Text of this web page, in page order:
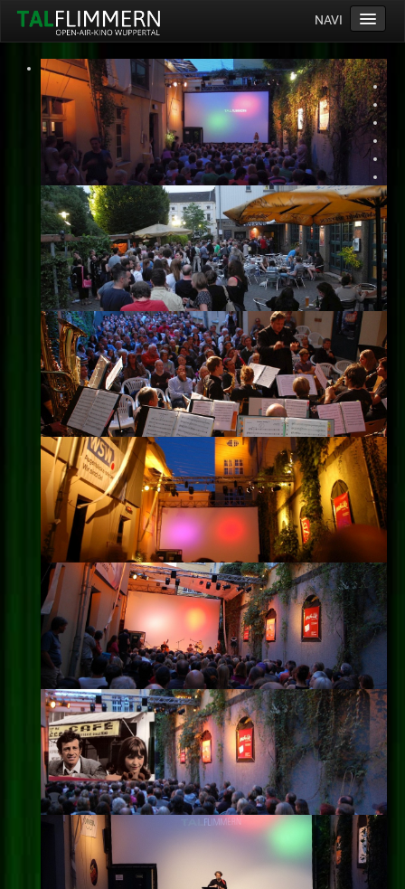
NAVI
Home
Programm
Service
Ticketinfos
Ort
Anreise
Wetter
Kinogutschein
Konzept
Archiv
Kontakt
Impressum
Datenschutz